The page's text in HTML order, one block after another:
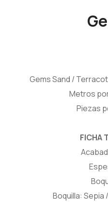
Gems Sand /
Metros
Piezas
FICHA
Boquilla: Sepia